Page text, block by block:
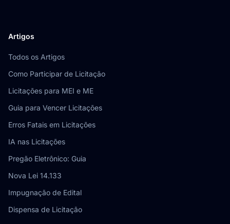
Artigos
Todos os Artigos
Como Participar de Licitação
Licitações para MEI e ME
Guia para Vencer Licitações
Erros Fatais em Licitações
IA nas Licitações
Pregão Eletrônico: Guia
Nova Lei 14.133
Impugnação de Edital
Dispensa de Licitação